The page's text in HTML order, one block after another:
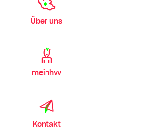
Über uns
meinhvv
Kontakt